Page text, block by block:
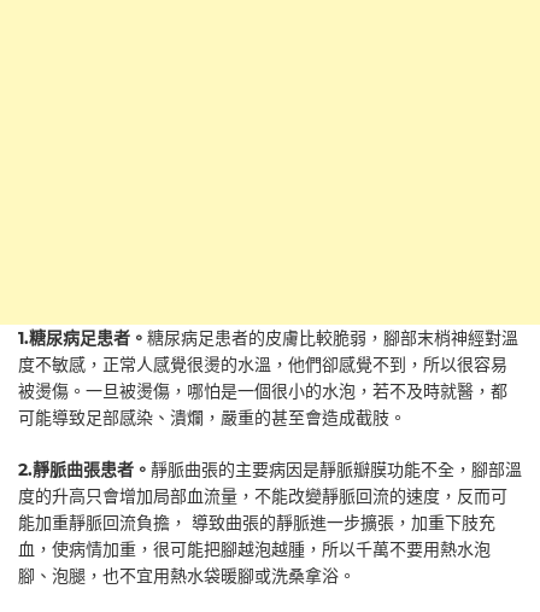
1.糖尿病足患者。 糖尿病足患者的皮膚比較脆弱，腳部末梢神經對溫
度不敏感，正常人感覺很燙的水溫，他們卻感覺不到，所以很容易
被燙傷。一旦被燙傷，哪怕是一個很小的水泡，若不及時就醫，都
可能導致足部感染、潰爛，嚴重的甚至會造成截肢。
2.靜脈曲張患者。 靜脈曲張的主要病因是靜脈瓣膜功能不全，腳部溫
度的升高只會增加局部血流量，不能改變靜脈回流的速度，反而可
能加重靜脈回流負擔， 導致曲張的靜脈進一步擴張，加重下肢充
血，使病情加重，很可能把腳越泡越腫，所以千萬不要用熱水泡
腳、泡腿，也不宜用熱水袋暖腳或洗桑拿浴。